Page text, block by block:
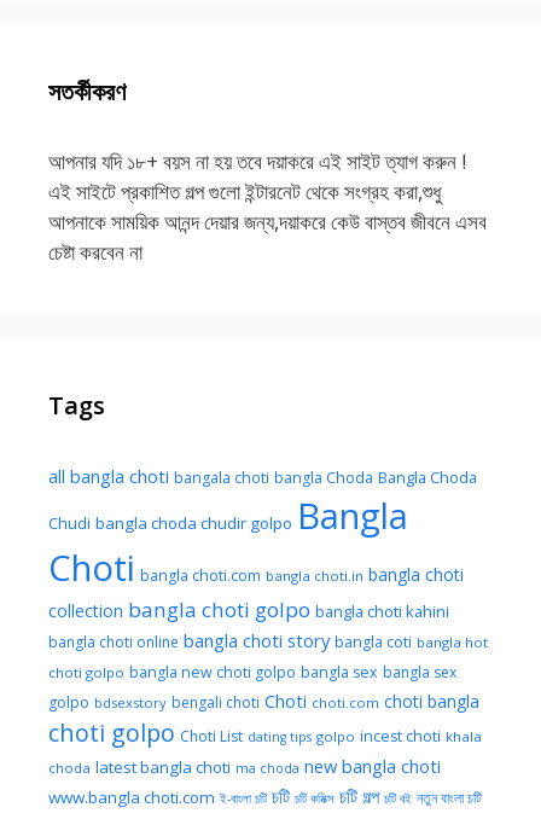
সতর্কীকরণ
আপনার যদি ১৮+ বয়স না হয় তবে দয়াকরে এই সাইট ত্যাগ করুন !
এই সাইটে প্রকাশিত গল্প গুলো ইন্টারনেট থেকে সংগ্রহ করা,শুধু
আপনাকে সাময়িক আনন্দ দেয়ার জন্য,দয়াকরে কেউ বাস্তব জীবনে এসব
চেষ্টা করবেন না
Tags
all bangla choti bangala choti bangla Choda Bangla Choda
Chudi bangla choda chudir golpo Bangla
Choti bangla choti.com bangla choti.in bangla choti
collection bangla choti golpo bangla choti kahini
bangla choti online bangla choti story bangla coti bangla hot
choti golpo bangla new choti golpo bangla sex bangla sex
golpo bdsexstory bengali choti Choti choti.com choti bangla
choti golpo Choti List dating tips golpo incest choti khala
choda latest bangla choti ma choda new bangla choti
www.bangla choti.com ই-বাংলা চটি চটি চটি কমিক্স চটি গল্প চটি বই নতুন বাংলা চটি